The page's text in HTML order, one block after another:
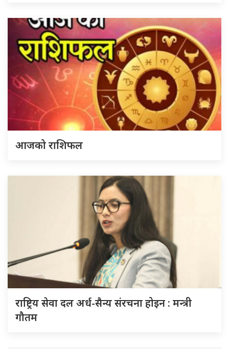
आजको राशिफल
राष्ट्रिय सेवा दल अर्ध-सैन्य संरचना होइन : मन्त्री
गौतम